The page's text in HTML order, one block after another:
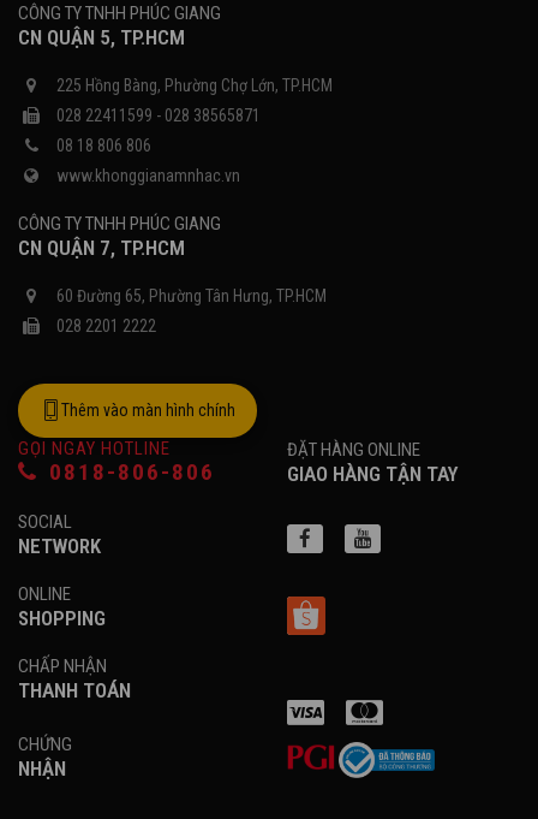
CÔNG TY TNHH PHÚC GIANG
CN QUẬN 5, TP.HCM
225 Hồng Bàng, Phường Chợ Lớn, TP.HCM
028 22411599 - 028 38565871
08 18 806 806
www.khonggianamnhac.vn
CÔNG TY TNHH PHÚC GIANG
CN QUẬN 7, TP.HCM
60 Đường 65, Phường Tân Hưng, TP.HCM
028 2201 2222
Thêm vào màn hình chính
GỌI NGAY HOTLINE
0818-806-806
ĐẶT HÀNG ONLINE
GIAO HÀNG TẬN TAY
SOCIAL
NETWORK
ONLINE
SHOPPING
CHẤP NHẬN
THANH TOÁN
CHỨNG
NHẬN